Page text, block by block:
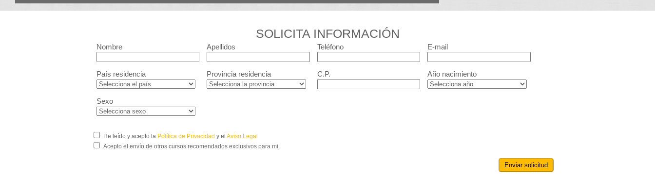
SOLICITA INFORMACIÓN
Nombre Apellidos Teléfono E-mail
País residencia Provincia residencia C.P. Año nacimiento
Sexo
He leído y acepto la Política de Privacidad y elAviso Legal
Acepto el envío de otros cursos recomendados exclusivos para mi.
Enviar solicitud